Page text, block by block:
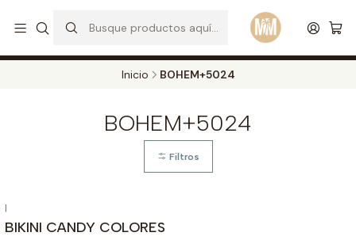
Envios a todo el pais. Opcion EXPRESS en Medellin y Bogota Leer más
Inicio BOHEM+5024
BOHEM+5024
Filtros
|
BIKINI CANDY COLORES